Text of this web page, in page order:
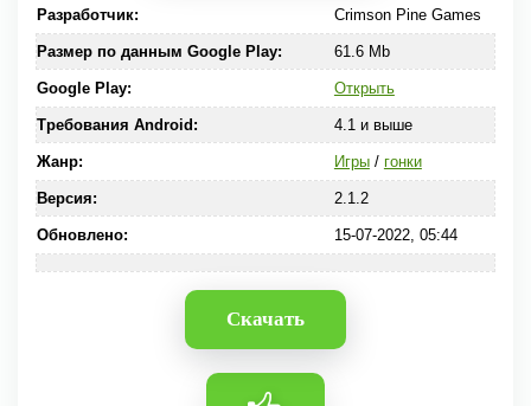
Разработчик: Crimson Pine Games
Размер по данным Google Play: 61.6 Mb
Google Play: Открыть
Требования Android: 4.1 и выше
Жанр: Игры/ гонки
Версия: 2.1.2
Обновлено: 15-07-2022, 05:44
Скачать